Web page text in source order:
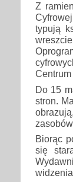
Z
typują
Do 15
stron.
Biorąc
się